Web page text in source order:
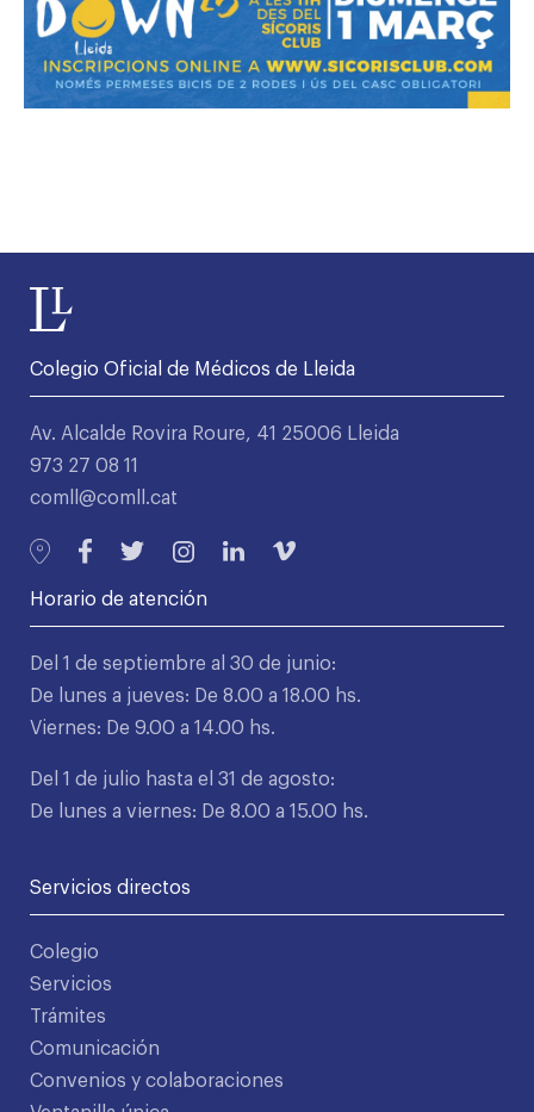
Colegio Oficial de Médicos de Lleida
Av. Alcalde Rovira Roure, 41 25006 Lleida
973 27 08 11
comll@comll.cat
Horario de atención
Del 1 de septiembre al 30 de junio:
De lunes a jueves: De 8.00 a 18.00 hs.
Viernes: De 9.00 a 14.00 hs.
Del 1 de julio hasta el 31 de agosto:
De lunes a viernes: De 8.00 a 15.00 hs.
Servicios directos
Colegio
Servicios
Trámites
Comunicación
Convenios y colaboraciones